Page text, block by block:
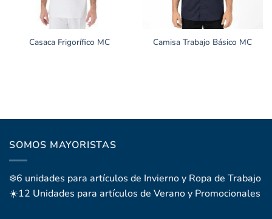
Casaca Frigorífico MC Camisa Trabajo Básico MC
SOMOS MAYORISTAS
❄️6 unidades para artículos de Invierno y Ropa de Trabajo
☀️12 Unidades para artículos de Verano y Promocionales